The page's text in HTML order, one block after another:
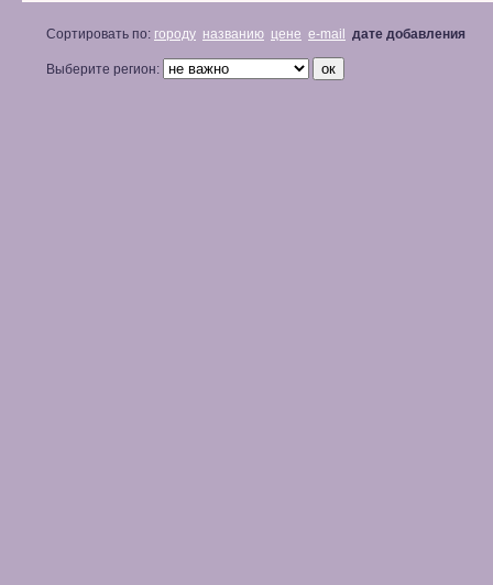
Сортировать по: городу названию цене e-mail дате добавления
Выберите регион: